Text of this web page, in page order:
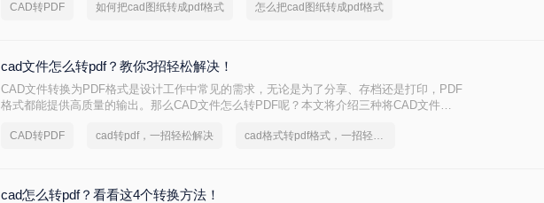
如何把cad图纸转成pdf格式呢？本文将介绍四种将CAD图纸转换成PDF格式的实用方法。
CAD转PDF 如何把cad图纸转成pdf格式 怎么把cad图纸转成pdf格式
cad文件怎么转pdf？教你3招轻松解决！
CAD文件转换为PDF格式是设计工作中常见的需求，无论是为了分享、存档还是打印，PDF
格式都能提供高质量的输出。那么CAD文件怎么转PDF呢？本文将介绍三种将CAD文件转
CAD转PDF cad转pdf，一招轻松解决 cad格式转pdf格式，一招轻松解决
cad怎么转pdf？看看这4个转换方法！